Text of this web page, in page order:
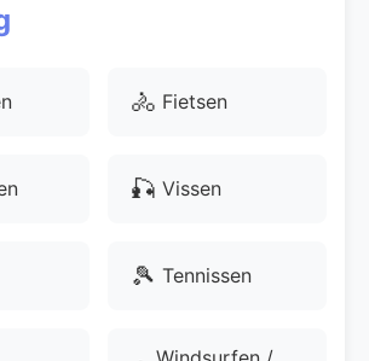
🚴 Fietsen
🎣 Vissen
🎾 Tennissen